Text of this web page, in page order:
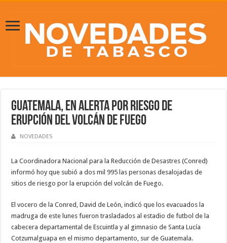
Guatemala, en alerta por riesgo de
erupción del volcán de fuego
NOVEDADES
La Coordinadora Nacional para la Reducción de Desastres (Conred)
informó hoy que subió a dos mil 995 las personas desalojadas de
sitios de riesgo por la erupción del volcán de Fuego.
El vocero de la Conred, David de León, indicó que los evacuados la
madruga de este lunes fueron trasladados al estadio de futbol de la
cabecera departamental de Escuintla y al gimnasio de Santa Lucía
Cotzumalguapa en el mismo departamento, sur de Guatemala.